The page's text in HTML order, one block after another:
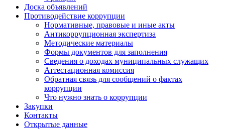
Доска объявлений
Противодействие коррупции
Нормативные, правовые и иные акты
Антикоррупционная экспертиза
Методические материалы
Формы документов для заполнения
Сведения о доходах муниципальных служащих
Аттестационная комиссия
Обратная связь для сообщений о фактах
коррупции
Что нужно знать о коррупции
Закупки
Контакты
Открытые данные